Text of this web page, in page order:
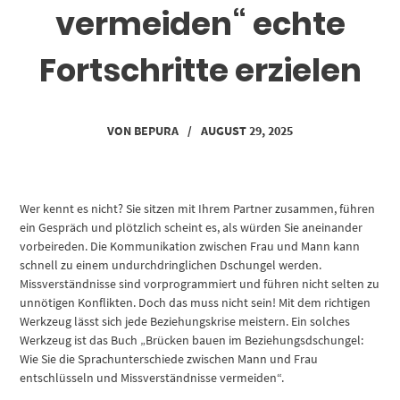
vermeiden“ echte
Fortschritte erzielen
VON BEPURA / AUGUST 29, 2025
Wer kennt es nicht? Sie sitzen mit Ihrem Partner zusammen, führen
ein Gespräch und plötzlich scheint es, als würden Sie aneinander
vorbeireden. Die Kommunikation zwischen Frau und Mann kann
schnell zu einem undurchdringlichen Dschungel werden.
Missverständnisse sind vorprogrammiert und führen nicht selten zu
unnötigen Konflikten. Doch das muss nicht sein! Mit dem richtigen
Werkzeug lässt sich jede Beziehungskrise meistern. Ein solches
Werkzeug ist das Buch „Brücken bauen im Beziehungsdschungel:
Wie Sie die Sprachunterschiede zwischen Mann und Frau
entschlüsseln und Missverständnisse vermeiden“.